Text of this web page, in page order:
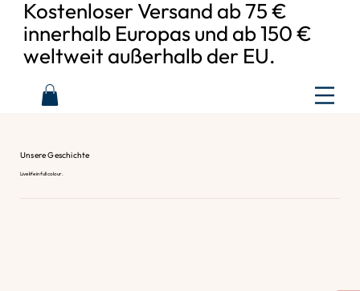
Kostenloser Versand ab 75 €
innerhalb Europas und ab 150 €
weltweit außerhalb der EU.
Unsere Geschichte
Live life in full colour.